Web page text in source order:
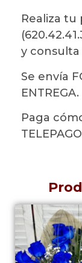
Realiza
y consulta
Se envía
ENTREGA.
Paga
TELEPAGO